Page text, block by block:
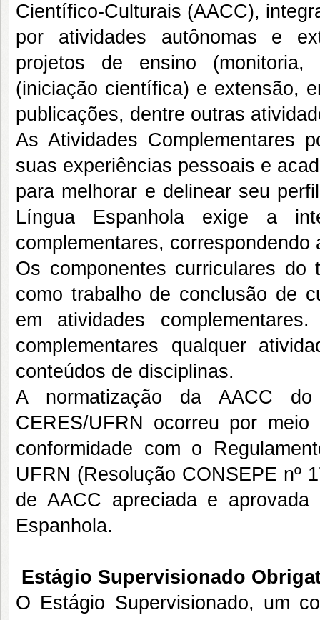
Científico-Culturais (AACC),
por atividades autônomas e
projetos de ensino (monitoria,
(iniciação científica) e extensão,
publicações, dentre outras
As Atividades Complementares
suas experiências pessoais e
para melhorar e delinear seu
Língua Espanhola exige a
complementares,
Os componentes curriculares
como trabalho de conclusão de
em atividades
complementares qualquer
conteúdos de disciplinas.
A normatização da AACC
CERES/UFRN ocorreu por
conformidade com o
UFRN (Resolução CONSEPE nº
de AACC apreciada e
Espanhola.
Estágio Supervisionado
O Estágio Supervisionado, um